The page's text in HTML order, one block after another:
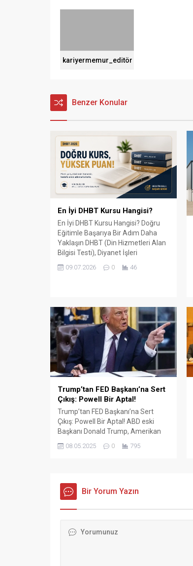
kariyermemur_editör
Benzer Konular
En İyi DHBT Kursu Hangisi?
En İyi DHBT Kursu Hangisi? Doğru
Eğitimle Başarıya Bir Adım Daha
Yaklaşın DHBT (Din Hizmetleri Alan
Bilgisi Testi), Diyanet İşleri
Başkanlığında görev almak isteyen
adaylar için büyük önem taşıyan bir
Ancak en sık sorulan sorulardan...
09.07.2026 0 46
Trump’tan FED Başkanı’na Sert
Çıkış: Powell Bir Aptal!
Trump’tan FED Başkanı’na Sert
Çıkış: Powell Bir Aptal! ABD eski
Başkanı Donald Trump, Amerikan
Jerome Powell’ın faiz oranlarını
açıklamada Trump, “Çok geç.
Powell bir aptal, hiçbir fikri yok.
Onun dışında kendisini çok
08.05.2025 0 795
Bir Yorum Yazın